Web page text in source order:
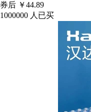
券后 ￥44.89
1000000 人已买